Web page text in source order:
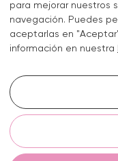
+34 722 670 621
hello@liquid.cat
Política de cookies
para mejorar nuestros
navegación. Puedes
aceptarlas en
información en nuestra